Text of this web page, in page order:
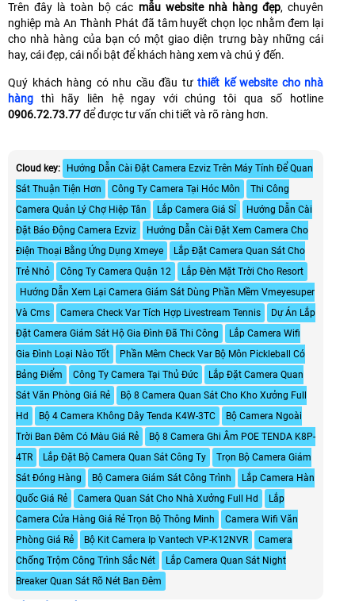
Trên đây là toàn bộ các mẫu website nhà hàng đẹp, chuyên
nghiệp mà An Thành Phát đã tâm huyết chọn lọc nhằm đem lại
cho nhà hàng của bạn có một giao diện trưng bày những cái
hay, cái đẹp, cái nổi bật để khách hàng xem và chú ý đến.
Quý khách hàng có nhu cầu đầu tư thiết kế website cho nhà
hàng thì hãy liên hệ ngay với chúng tôi qua số hotline
0906.72.73.77để được tư vấn chi tiết và rõ ràng hơn.
Cloud key:
Hướng Dẫn Cài Đặt Camera Ezviz Trên Máy Tính Để Quan
Sát Thuận Tiện Hơn
Công Ty Camera Tại Hóc Môn
Thi Công
Camera Quản Lý Chợ Hiệp Tân
Lắp Camera Giá Sỉ
Hướng Dẫn Cài
Đặt Báo Động Camera Ezviz
Hướng Dẫn Cài Đặt Xem Camera Cho
Điện Thoại Bằng Ứng Dụng Xmeye
Lắp Đặt Camera Quan Sát Cho
Trẻ Nhỏ
Công Ty Camera Quận 12
Lắp Đèn Mặt Trời Cho Resort
Hướng Dẫn Xem Lại Camera Giám Sát Dùng Phần Mềm Vmeyesuper
Và Cms
Camera Check Var Tích Hợp Livestream Tennis
Dự Án Lắp
Đặt Camera Giám Sát Hộ Gia Đình Đã Thi Công
Lắp Camera Wifi
Gia Đình Loại Nào Tốt
Phần Mêm Check Var Bộ Môn Pickleball Có
Bảng Điểm
Công Ty Camera Tại Thủ Đức
Lắp Đặt Camera Quan
Sát Văn Phòng Giá Rẻ
Bộ 8 Camera Quan Sát Cho Kho Xưởng Full
Hd
Bộ 4 Camera Không Dây Tenda K4W-3TC
Bộ Camera Ngoài
Trời Ban Đêm Có Màu Giá Rẻ
Bộ 8 Camera Ghi Âm POE TENDA K8P-
4TR
Lắp Đặt Bộ Camera Quan Sát Công Ty
Trọn Bộ Camera Giám
Sát Đóng Hàng
Bộ Camera Giám Sát Công Trình
Lắp Camera Hàn
Quốc Giá Rẻ
Camera Quan Sát Cho Nhà Xưởng Full Hd
Lắp
Camera Cửa Hàng Giá Rẻ Trọn Bộ Thông Minh
Camera Wifi Văn
Phòng Giá Rẻ
Bộ Kit Camera Ip Vantech VP-K12NVR
Camera
Chống Trộm Công Trình Sắc Nét
Lắp Camera Quan Sát Night
Breaker Quan Sát Rõ Nét Ban Đêm